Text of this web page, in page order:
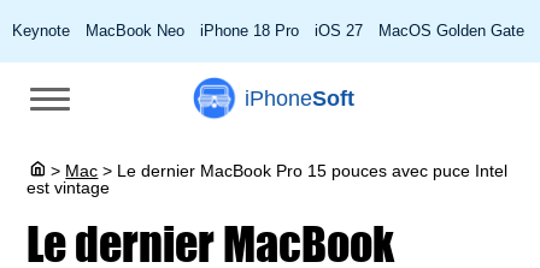
Keynote MacBook Neo iPhone 18 Pro iOS 27 MacOS Golden Gate
iPhoneSoft
> Mac > Le dernier MacBook Pro 15 pouces avec puce Intel
est vintage
Le dernier MacBook